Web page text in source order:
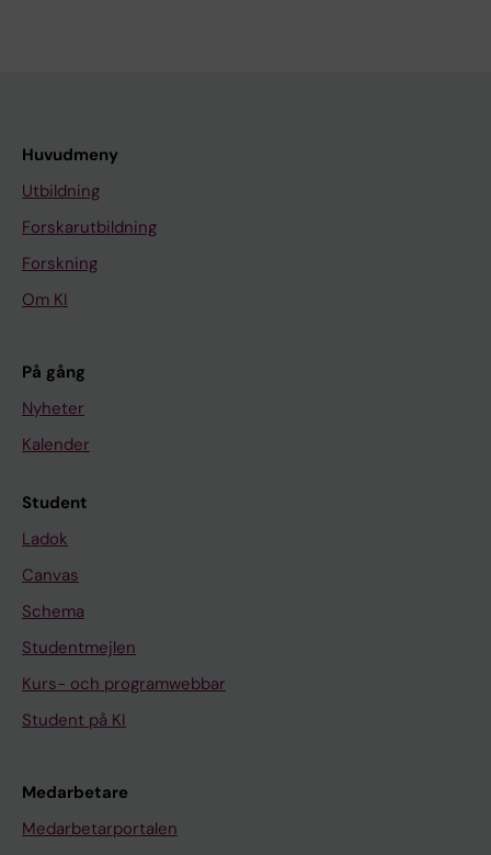
Huvudmeny
Utbildning
Forskarutbildning
Forskning
Om KI
På gång
Nyheter
Kalender
Student
Ladok
Canvas
Schema
Studentmejlen
Kurs- och programwebbar
Student på KI
Medarbetare
Medarbetarportalen